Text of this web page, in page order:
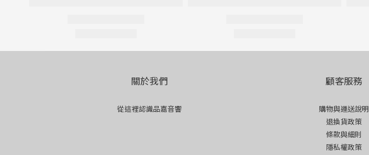
關於我們
從這裡認識品嘉音響
顧客服務
購物與運送說明
退換貨政策
條款與細則
隱私權政策